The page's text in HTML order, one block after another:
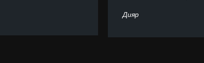
Дияр